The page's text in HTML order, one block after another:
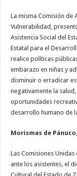
La misma Comisión de
Vulnerabilidad,
Asistencia Social del
Estatal para el
realice políticas
embarazo en niñas y
disminuir o erradicar
negativamente la
oportunidades
desarrollo humano de
Morismas de
Las Comisiones
ante los asistentes, el